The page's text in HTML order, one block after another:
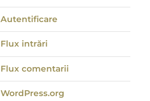
Autentificare
Flux intrări
Flux comentarii
WordPress.org